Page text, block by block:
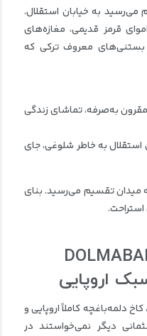
می‌رسید به خیابان استقلال.
قرمز قدیمی، مغازه‌های
بستنی‌های معروف ترکی که
به‌صرفه، تماشای زندگی
به خاطر شلوغی، جای
به میدان تقسیم می‌رسید. بنای
اروپایی
دلمه‌باغچه کاملاً اروپایی و
دیگر نمی‌خواستند در